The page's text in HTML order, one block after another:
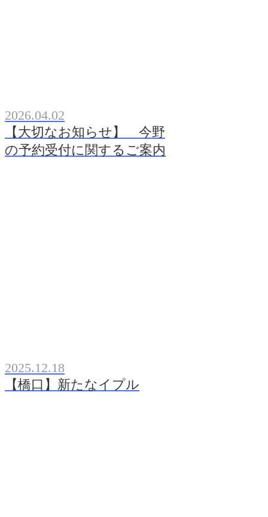
2026.04.02
【大切なお知らせ】 今野
の予約受付に関するご案内
2025.12.18
【橋口】新たなイプル